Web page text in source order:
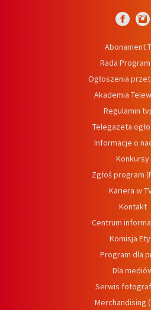
Abonament
Rada
Ogłoszenia
Akademia
Regulamin
Telegazeta
Informacje o
Konkursy
Zgłoś program
Kariera w
Kontakt
Centrum
Komisja
Program dla
Dla
Serwis
Merchandising